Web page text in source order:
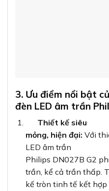
3. Ưu điểm nổi bật
đèn LED âm trần
Thiết kế siêu
mỏng, hiện đại: Với
LED âm trần
Philips DN027B G2
trần, kể cả trần thấp.
kế tròn tinh tế kết